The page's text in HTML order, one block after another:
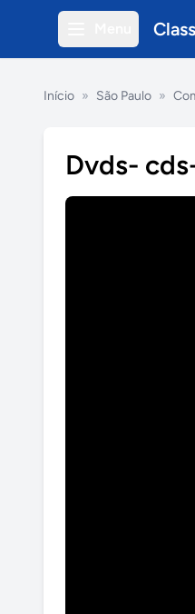
Início » São Paulo »
Dvds-